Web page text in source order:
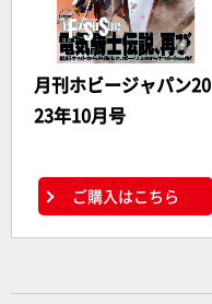
月刊ホビージャパン20
23年10月号
ご購入はこちら